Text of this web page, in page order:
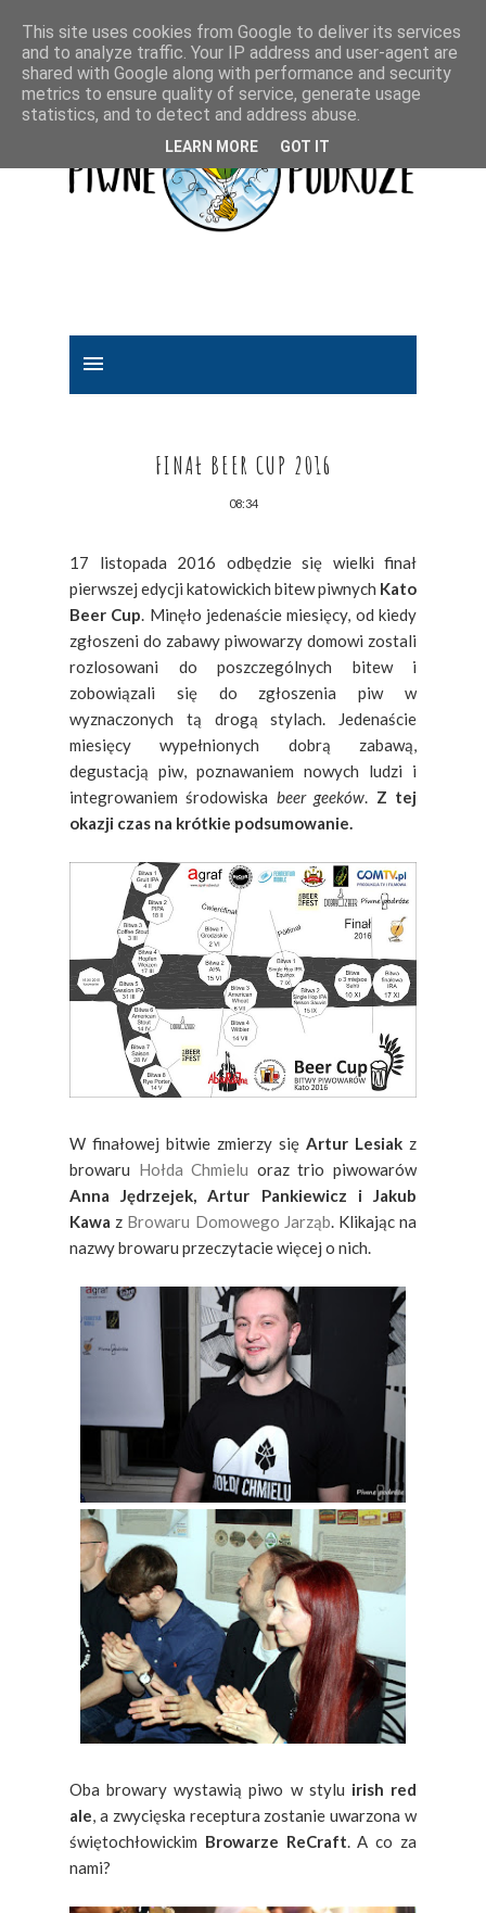
FINAŁ BEER CUP 2016
08:34
17 listopada 2016 odbędzie się wielki finał
pierwszej edycji katowickich bitew piwnych Kato
Beer Cup. Minęło jedenaście miesięcy, od kiedy
zgłoszeni do zabawy piwowarzy domowi zostali
rozlosowani do poszczególnych bitew i
zobowiązali się do zgłoszenia piw w
wyznaczonych tą drogą stylach. Jedenaście
miesięcy wypełnionych dobrą zabawą,
degustacją piw, poznawaniem nowych ludzi i
integrowaniem środowiska beer geeków. Z tej
okazji czas na krótkie podsumowanie.
W finałowej bitwie zmierzy się Artur Lesiak z
browaru Hołda Chmielu oraz trio piwowarów
Anna Jędrzejek, Artur Pankiewicz i Jakub
Kawa z Browaru Domowego Jarząb. Klikając na
nazwy browaru przeczytacie więcej o nich.
Oba browary wystawią piwo w stylu irish red
ale, a zwycięska receptura zostanie uwarzona w
świętochłowickim Browarze ReCraft. A co za
nami?
This site uses cookies from Google to deliver its services
and to analyze traffic. Your IP address and user-agent are
shared with Google along with performance and security
metrics to ensure quality of service, generate usage
statistics, and to detect and address abuse.
LEARN MORE GOT IT